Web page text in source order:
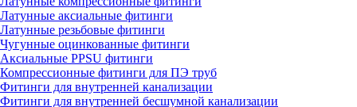
Латунные аксиальные фитинги
Латунные резьбовые фитинги
Чугунные оцинкованные фитинги
Аксиальные PPSU фитинги
Компрессионные фитинги для ПЭ труб
Фитинги для внутренней канализации
Фитинги для внутренней бесшумной канализации